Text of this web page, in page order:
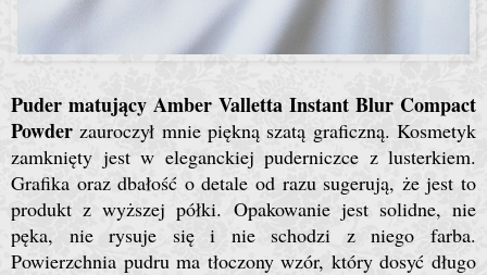
Puder matujący Amber Valletta Instant Blur Compact
Powderzauroczył mnie piękną szatą graficzną. Kosmetyk
zamknięty jest w eleganckiej puderniczce z lusterkiem.
Grafika oraz dbałość o detale od razu sugerują, że jest to
produkt z wyższej półki. Opakowanie jest solidne, nie
pęka, nie rysuje się i nie schodzi z niego farba.
Powierzchnia pudru ma tłoczony wzór, który dosyć długo